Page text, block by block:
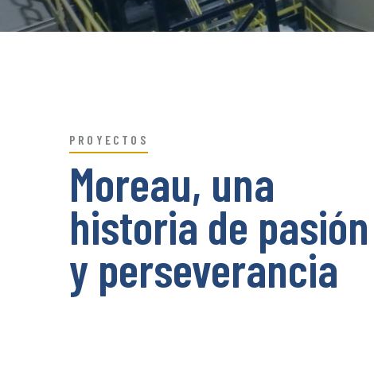
PROYECTOS
Moreau, una
historia de pasión
y perseverancia